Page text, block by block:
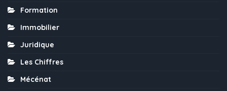
Formation
Immobilier
Juridique
Les Chiffres
Mécénat